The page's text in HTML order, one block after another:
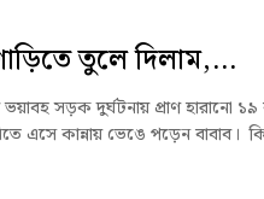
তুলে দিলাম,...
সড়ক দুর্ঘটনায় প্রাণ হারানো ১৯
এসে কান্নায় ভেঙে পড়েন বাবাব।